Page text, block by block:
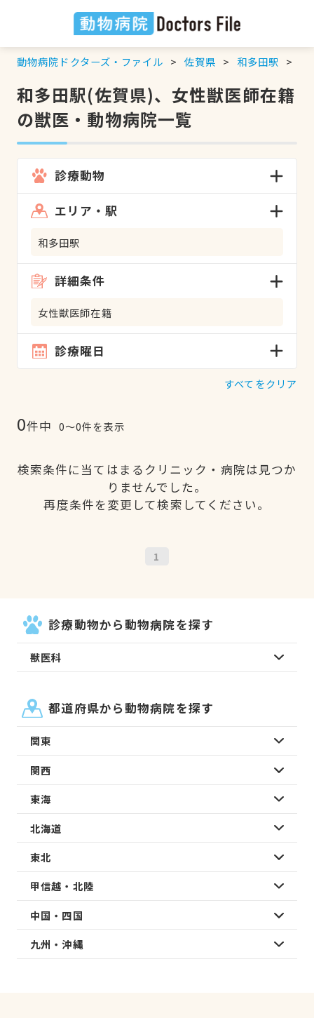
動物病院ドクターズ・ファイル 佐賀県 和多田駅
和多田駅(佐賀県)、女性獣医師在籍
の獣医・動物病院一覧
診療動物
エリア・駅
和多田駅
詳細条件
女性獣医師在籍
診療曜日
すべてをクリア
0件中 0〜0件を表示
検索条件に当てはまるクリニック・病院は見つか
りませんでした。
再度条件を変更して検索してください。
1
診療動物から動物病院を探す
獣医科
都道府県から動物病院を探す
関東
関西
東海
北海道
東北
甲信越・北陸
中国・四国
九州・沖縄